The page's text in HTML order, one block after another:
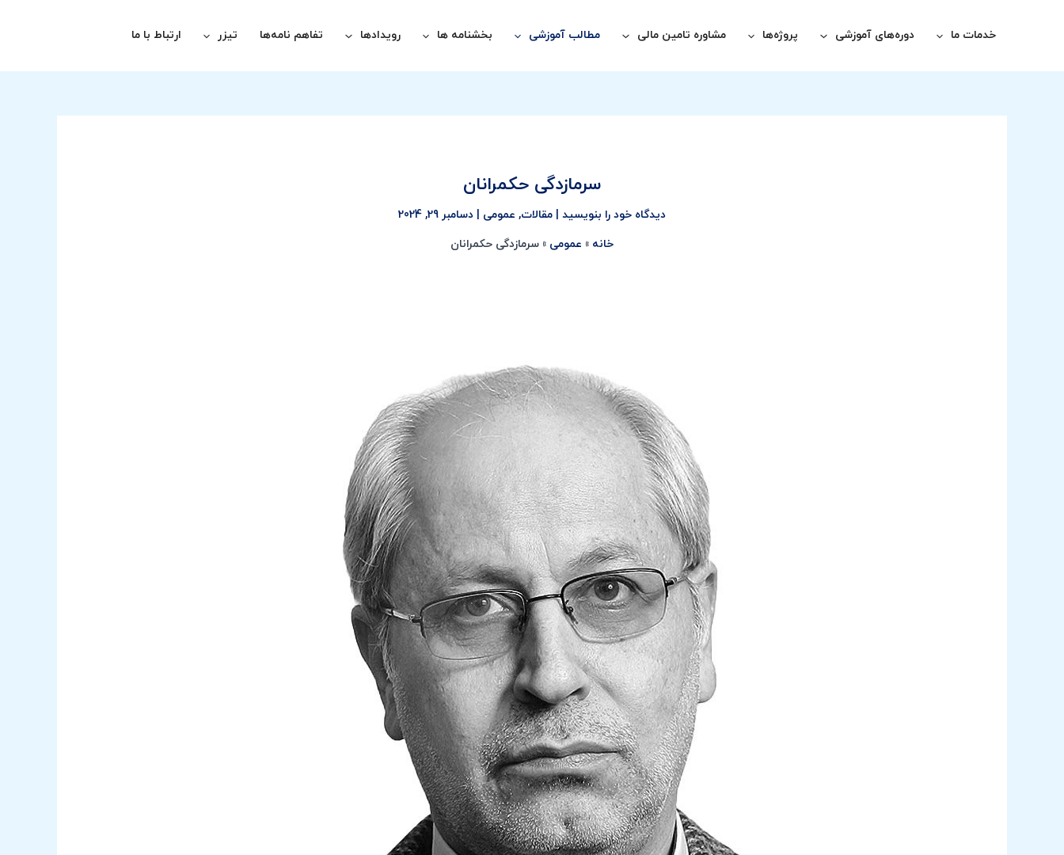
خدمات ما دوره‌های آموزشی پروژه‌ها مشاوره تامین مالی مطالب آموزشی بخشنامه ها رویدادها تفاهم نامه‌ها تیزر ارتباط با ما
سرمازدگی حکمرانان
دیدگاه‌ خود را بنویسید مقالات, عمومی
دسامبر 29, 2024
خانه
عمومی سرمازدگی حکمرانان